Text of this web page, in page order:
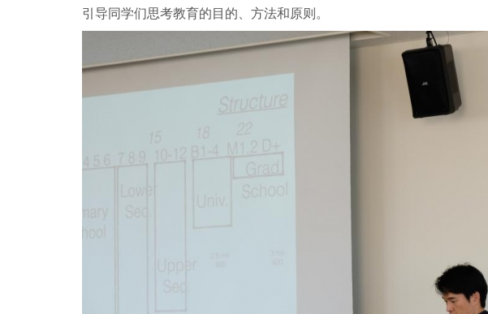
引导同学们思考教育的目的、方法和原则。